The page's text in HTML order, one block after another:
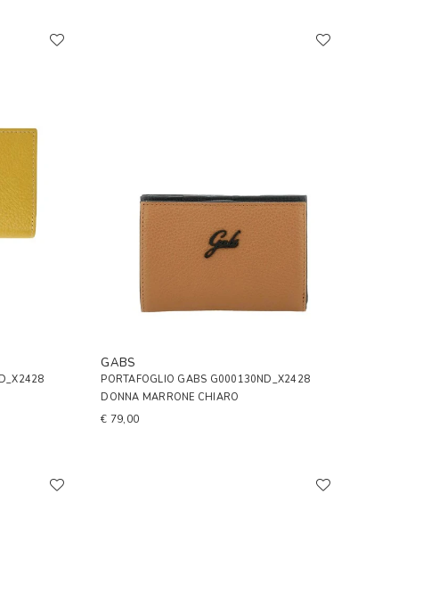
GABS
PORTAFOGLIO GABS G000130ND_X2428
DONNA MARRONE CHIARO
€ 79,00